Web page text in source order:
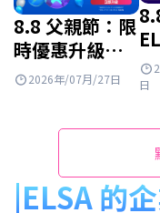
8.8 父親節：限
時優惠升級
ELSA
2026年/07月/27日
日
ELSA 的